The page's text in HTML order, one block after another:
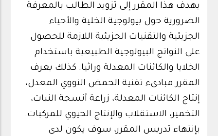
يهدف هذا المقرر إلى تزويد الطالب بالمعرفة
الضرورية حول بيولوجية الخلية والأحياء
الجزيئية والتقنيات الجزيئية اللازمة للحصول
على النواتج البيولوجية الطبيعية باستخدام
الخلايا والكائنات المعدلة وراثيا. كذلك يعرف
المقرر مبادىء تقنية الحمض النووي المعدل،
إنتاج الكائنات المعدلة، زراعة أنسجة النبات،
التخمير، الاستقلاب والإنتاج الحيوي للمركبات.
بإنتهاء تدريس المقرر، سوف يكون لدى